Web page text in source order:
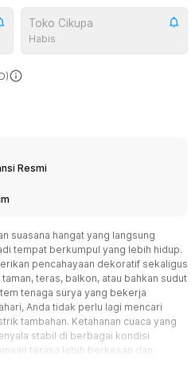
Toko Cikupa
Habis
Resmi
suasana hangat yang langsung
tempat berkumpul yang lebih hidup.
pencahayaan dekoratif sekaligus
teras, balkon, atau bahkan sudut
tenaga surya yang bekerja
Anda tidak perlu lagi mencari
tambahan. Ketahanan cuaca yang
stabil di berbagai kondisi
terasa lebih berkesan dan